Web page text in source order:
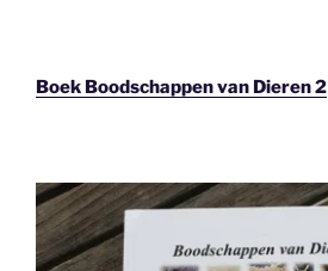
Boek Boodschappen van Dieren 2